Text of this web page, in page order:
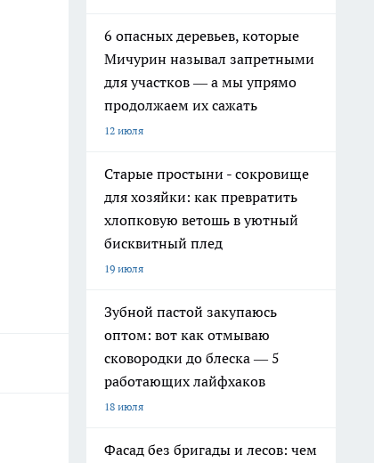
6 опасных деревьев, которые
Мичурин называл запретными
для участков — а мы упрямо
продолжаем их сажать
12 июля
Старые простыни - сокровище
для хозяйки: как превратить
хлопковую ветошь в уютный
бисквитный плед
19 июля
Зубной пастой закупаюсь
оптом: вот как отмываю
сковородки до блеска — 5
работающих лайфхаков
18 июля
Фасад без бригады и лесов: чем